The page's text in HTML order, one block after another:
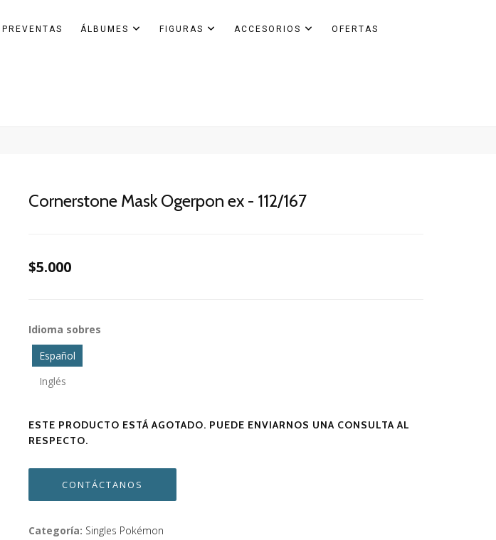
PREVENTAS ÁLBUMES FIGURAS ACCESORIOS OFERTAS
Cornerstone Mask Ogerpon ex - 112/167
$5.000
Idioma sobres
Español
Inglés
ESTE PRODUCTO ESTÁ AGOTADO. PUEDE ENVIARNOS UNA CONSULTA AL
RESPECTO.
CONTÁCTANOS
Categoría: Singles Pokémon